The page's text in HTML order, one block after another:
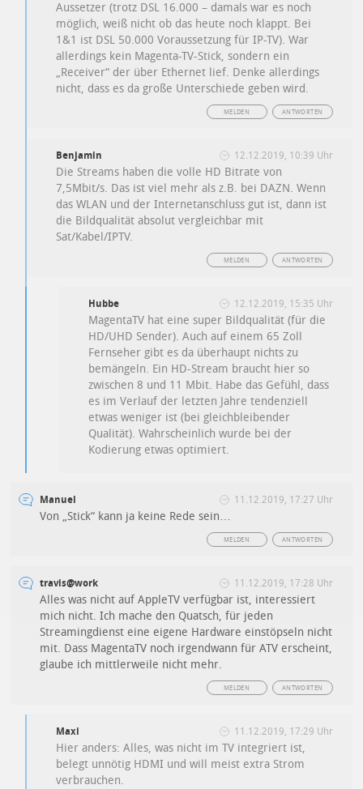
Aussetzer (trotz DSL 16.000 – damals war es noch
möglich, weiß nicht ob das heute noch klappt. Bei
1&1 ist DSL 50.000 Voraussetzung für IP-TV). War
allerdings kein Magenta-TV-Stick, sondern ein
„Receiver“ der über Ethernet lief. Denke allerdings
nicht, dass es da große Unterschiede geben wird.
ANTWORTEN
MELDEN
Benjamin 12.12.2019, 10:39 Uhr
Die Streams haben die volle HD Bitrate von
7,5Mbit/s. Das ist viel mehr als z.B. bei DAZN. Wenn
das WLAN und der Internetanschluss gut ist, dann ist
die Bildqualität absolut vergleichbar mit
Sat/Kabel/IPTV.
ANTWORTEN
MELDEN
Hubbe 12.12.2019, 15:35 Uhr
MagentaTV hat eine super Bildqualität (für die
HD/UHD Sender). Auch auf einem 65 Zoll
Fernseher gibt es da überhaupt nichts zu
bemängeln. Ein HD-Stream braucht hier so
zwischen 8 und 11 Mbit. Habe das Gefühl, dass
es im Verlauf der letzten Jahre tendenziell
etwas weniger ist (bei gleichbleibender
Qualität). Wahrscheinlich wurde bei der
Kodierung etwas optimiert.
Manuel 11.12.2019, 17:27 Uhr
Von „Stick“ kann ja keine Rede sein…
ANTWORTEN
MELDEN
travis@work 11.12.2019, 17:28 Uhr
Alles was nicht auf AppleTV verfügbar ist, interessiert
mich nicht. Ich mache den Quatsch, für jeden
Streamingdienst eine eigene Hardware einstöpseln nicht
mit. Dass MagentaTV noch irgendwann für ATV erscheint,
glaube ich mittlerweile nicht mehr.
ANTWORTEN
MELDEN
Maxi 11.12.2019, 17:29 Uhr
Hier anders: Alles, was nicht im TV integriert ist,
belegt unnötig HDMI und will meist extra Strom
verbrauchen.